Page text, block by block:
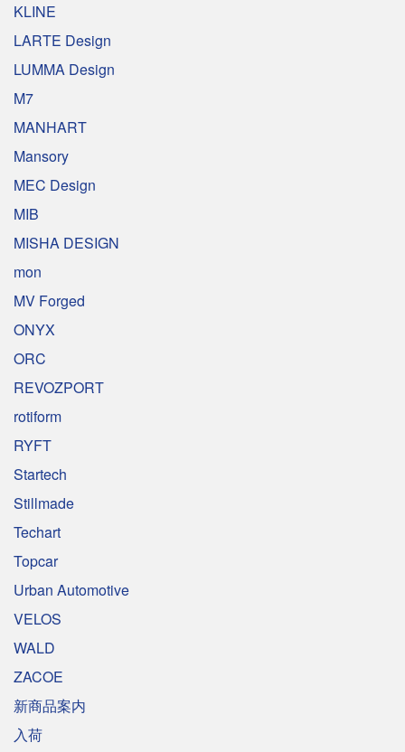
KLINE
LARTE Design
LUMMA Design
M7
MANHART
Mansory
MEC Design
MIB
MISHA DESIGN
mon
MV Forged
ONYX
ORC
REVOZPORT
rotiform
RYFT
Startech
Stillmade
Techart
Topcar
Urban Automotive
VELOS
WALD
ZACOE
新商品案内
入荷